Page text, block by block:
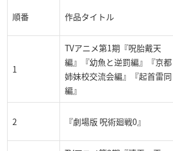
順番 作品タイトル
1
TVアニメ第1期『呪胎戴天
編』『幼魚と逆罰編』『京都
姉妹校交流会編』『起首雷同
編』
2 『劇場版 呪術廻戦0』